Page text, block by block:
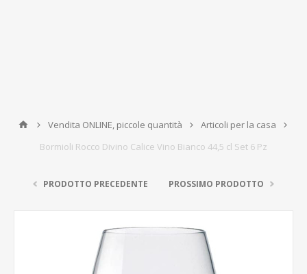
Vendita ONLINE, piccole quantità
Articoli per la casa
Bormioli Rocco Divino Calice Vino Bianco 44,5 cl Set 6 Pz
PRODOTTO PRECEDENTE PROSSIMO PRODOTTO